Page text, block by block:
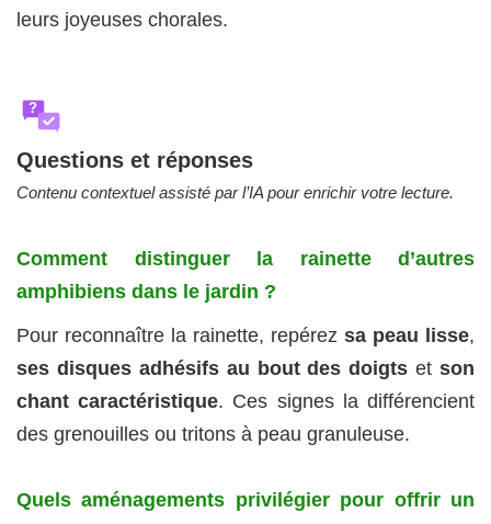
leurs joyeuses chorales.
?
Questions et réponses
Contenu contextuel assisté par l’IA pour enrichir votre lecture.
Comment distinguer la rainette d’autres
amphibiens dans le jardin ?
Pour reconnaître la rainette, repérez sa peau lisse,
ses disques adhésifs au bout des doigts et son
chant caractéristique. Ces signes la différencient
des grenouilles ou tritons à peau granuleuse.
Quels aménagements privilégier pour offrir un